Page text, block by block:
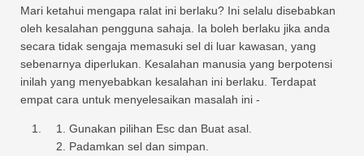
Mari ketahui mengapa ralat ini berlaku? Ini selalu disebabkan
oleh kesalahan pengguna sahaja. Ia boleh berlaku jika anda
secara tidak sengaja memasuki sel di luar kawasan, yang
sebenarnya diperlukan. Kesalahan manusia yang berpotensi
inilah yang menyebabkan kesalahan ini berlaku. Terdapat
empat cara untuk menyelesaikan masalah ini -
Gunakan pilihan Esc dan Buat asal.
Padamkan sel dan simpan.